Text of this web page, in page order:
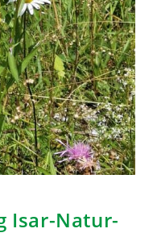
Isar-Natur-